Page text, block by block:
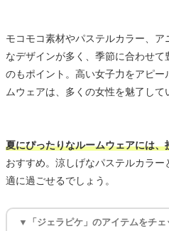
モコモコ素材やパステルカラー、ア
なデザインが多く、季節に合わせ
のもポイント。高い女子力をアピ
ムウェアは、多くの女性を魅了して
夏にぴったりなルームウェアには、
おすすめ。涼しげなパステルカラ
適に過ごせるでしょう。
▼「ジェラピケ」のアイテムをチェ